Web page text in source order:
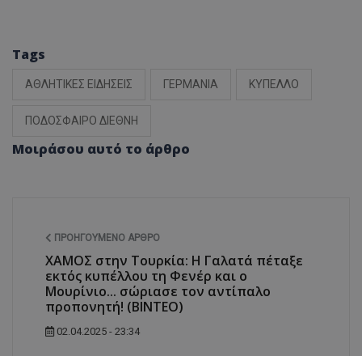
Tags
ΑΘΛΗΤΙΚΕΣ ΕΙΔΗΣΕΙΣ ΓΕΡΜΑΝΙΑ ΚΥΠΕΛΛΟ
ΠΟΔΟΣΦΑΙΡΟ ΔΙΕΘΝΗ
Μοιράσου αυτό το άρθρο
ΠΡΟΗΓΟΎΜΕΝΟ ΆΡΘΡΟ
ΧΑΜΟΣ στην Τουρκία: Η Γαλατά πέταξε
εκτός κυπέλλου τη Φενέρ και ο
Μουρίνιο... σώριασε τον αντίπαλο
προπονητή! (ΒΙΝΤΕΟ)
02.04.2025 - 23:34